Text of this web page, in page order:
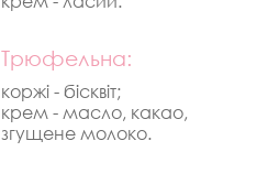
Трюфельна:
коржі - бісквіт;
крем - масло, какао,
згущене молоко.